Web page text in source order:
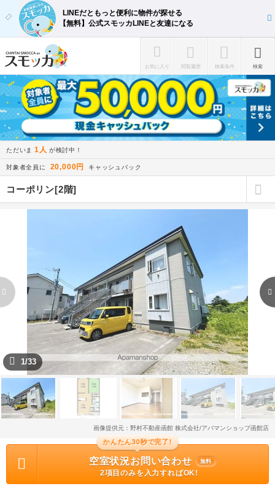
LINEだともっと便利に物件が探せる
【無料】公式スモッカLINEと友達になる
お気に入り 閲覧履歴 検索条件 検索
ただいま 1人 が検討中！
対象者全員に 20,000円 キャッシュバック
コーポリン[2階]
1/33
画像提供元：野村不動産函館 株式会社/アパマンショップ函館店
かんたん30秒で完了!
空室状況お問い合わせ 無料
2項目のみを入力すればOK!